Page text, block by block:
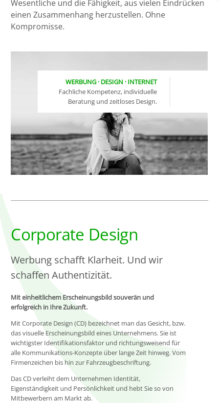
Wesentliche und die Fähigkeit, aus vielen Eindrücken
einen Zusammenhang herzustellen. Ohne
Kompromisse.
WERBUNG · DESIGN · INTERNET
Fachliche Kompetenz, individuelle
Beratung und zeitloses Design.
Corporate Design
Werbung schafft Klarheit. Und wir
schaffen Authentizität.
Mit einheitlichem Erscheinungsbild souverän und
erfolgreich in Ihre Zukunft.
Mit Corporate Design (CD) bezeichnet man das Gesicht, bzw.
das visuelle Erscheinungsbild eines Unternehmens. Sie ist
wichtigster Identifikationsfaktor und richtungsweisend für
alle Kommunikations-Konzepte über lange Zeit hinweg. Vom
Firmenzeichen bis hin zur Fahrzeugbeschriftung.
Das CD verleiht dem Unternehmen Identität,
Eigenständigkeit und Persönlichkeit und hebt Sie so von
Mitbewerbern am Markt ab.